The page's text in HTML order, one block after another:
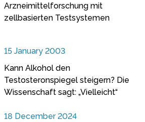
Arzneimittelforschung mit
zellbasierten Testsystemen
15 January 2003
Kann Alkohol den
Testosteronspiegel steigern? Die
Wissenschaft sagt: „Vielleicht“
18 December 2024